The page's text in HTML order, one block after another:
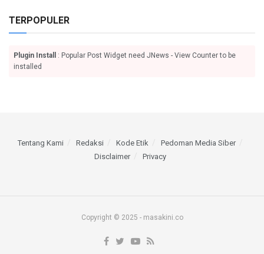
TERPOPULER
Plugin Install
: Popular Post Widget need JNews - View Counter to be
installed
Tentang Kami Redaksi Kode Etik
Pedoman Media Siber
Disclaimer
Privacy
Copyright © 2025 - masakini.co